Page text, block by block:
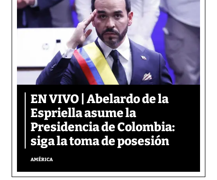
EN VIVO | Abelardo de la
Espriella asume la
Presidencia de Colombia:
siga la toma de posesión
AMÉRICA